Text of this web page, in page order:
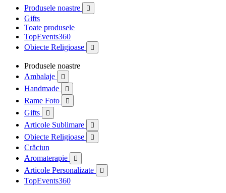
Produsele noastre 
Gifts
Toate produsele
TopEvents360
Obiecte Religioase

Produsele noastre
Ambalaje

Handmade 
Rame Foto 
Gifts 
Articole Sublimare 
Obiecte Religioase 
Crăciun
Aromaterapie

Articole Personalizate 
TopEvents360